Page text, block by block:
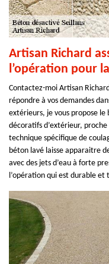
Artisan Richard
l’opération pour
Contactez-moi Artisan
répondre à vos demandes
extérieurs, je vous propose
décoratifs d’extérieur,
technique spécifique de
béton lavé laisse apparaitre
avec des jets d’eau à forte
l’opération qui est durable et